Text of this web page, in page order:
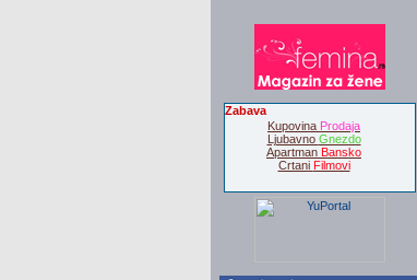
Zabava
Kupovina Prodaja
Ljubavno Gnezdo
Apartman Bansko
Crtani Filmovi